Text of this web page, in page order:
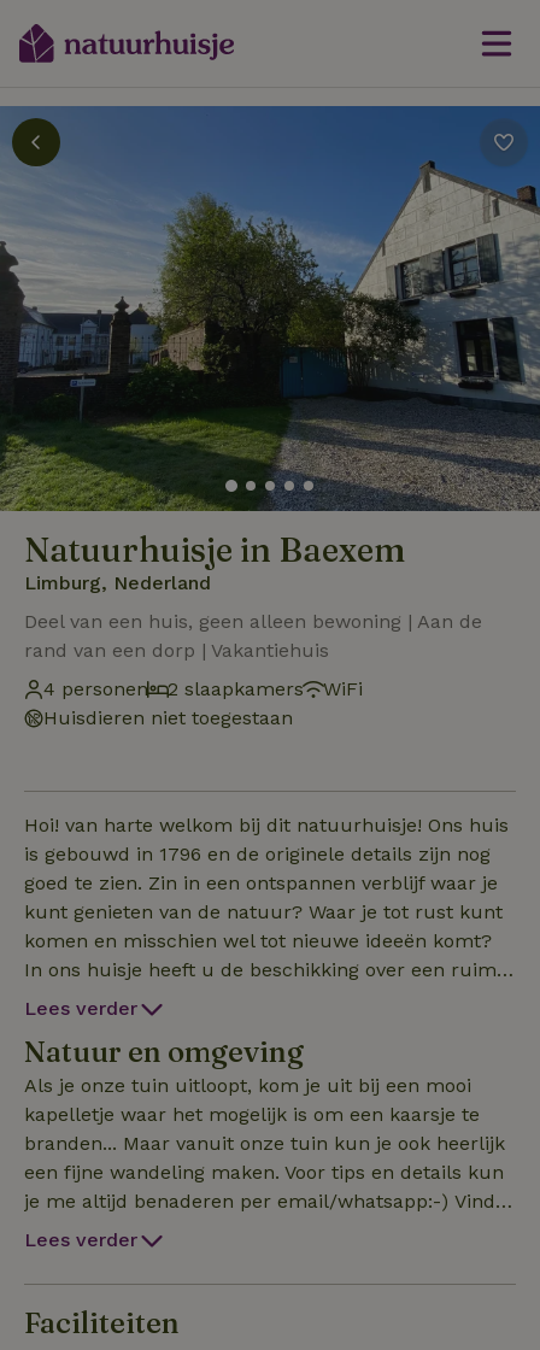
Natuurhuisje in Baexem
Limburg, Nederland
Deel van een huis, geen alleen bewoning | Aan de
rand van een dorp | Vakantiehuis
4 personen
2 slaapkamers
WiFi
Huisdieren niet toegestaan
Hoi! van harte welkom bij dit natuurhuisje! Ons huis
is gebouwd in 1796 en de originele details zijn nog
goed te zien. Zin in een ontspannen verblijf waar je
kunt genieten van de natuur? Waar je tot rust kunt
komen en misschien wel tot nieuwe ideeën komt?
In ons huisje heeft u de beschikking over een ruime
keuken waar je met hartenlust kunt koken en
kijken of een boekje lezen is helemaal mogelijk in de
relaxte zithoek. We hebben zelfs ouderwets een
DVD-speler, weer even terug naar rustige tijden;-)
Lees verder
Natuur en omgeving
Als je onze tuin uitloopt, kom je uit bij een mooi
kapelletje waar het mogelijk is om een kaarsje te
branden... Maar vanuit onze tuin kun je ook heerlijk
een fijne wandeling maken. Voor tips en details kun
je me altijd benaderen per email/whatsapp:-) Vindt
je het leuk om stedentripjes te doen? Vanuit
Aachen of Keulen!
Lees verder
Faciliteiten